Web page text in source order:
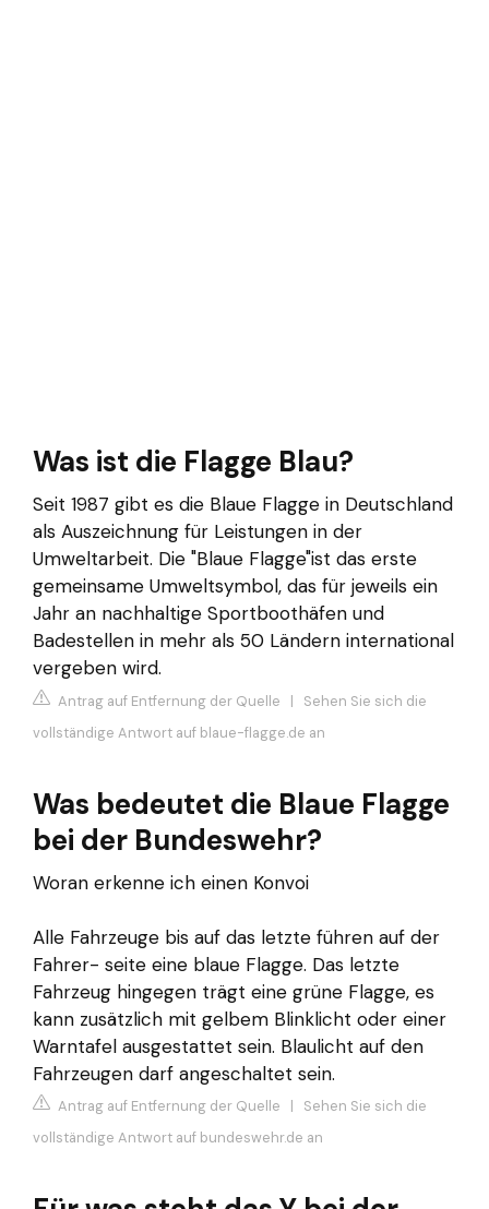
Was ist die Flagge Blau?
Seit 1987 gibt es die Blaue Flagge in Deutschland
als Auszeichnung für Leistungen in der
Umweltarbeit. Die "Blaue Flagge"ist das erste
gemeinsame Umweltsymbol, das für jeweils ein
Jahr an nachhaltige Sportboothäfen und
Badestellen in mehr als 50 Ländern international
vergeben wird.
Antrag auf Entfernung der Quelle | Sehen Sie sich die
vollständige Antwort auf blaue-flagge.de an
Was bedeutet die Blaue Flagge
bei der Bundeswehr?
Woran erkenne ich einen Konvoi
Alle Fahrzeuge bis auf das letzte führen auf der
Fahrer- seite eine blaue Flagge. Das letzte
Fahrzeug hingegen trägt eine grüne Flagge, es
kann zusätzlich mit gelbem Blinklicht oder einer
Warntafel ausgestattet sein. Blaulicht auf den
Fahrzeugen darf angeschaltet sein.
Antrag auf Entfernung der Quelle | Sehen Sie sich die
vollständige Antwort auf bundeswehr.de an